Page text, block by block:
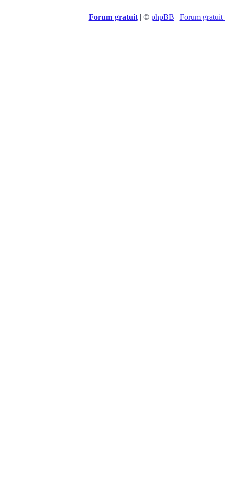
Forum gratuit| © phpBB | Forum gratuit